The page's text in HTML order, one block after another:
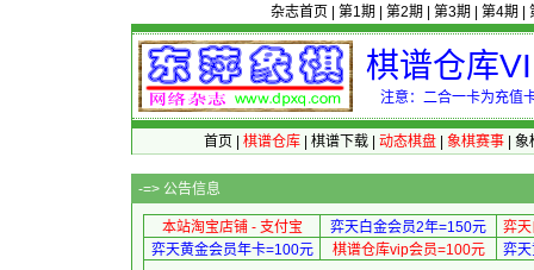
杂志首页 第1期 第2期 第3期 第4期
棋谱仓库
注意：二合一卡为充值
首页 棋谱仓库| 棋谱下载| 动态棋盘| 象棋赛事| 象
-=> 公告信息
本站淘宝店铺 - 支付宝 弈天白金会员2年=150元
弈
弈天黄金会员年卡=100元
棋谱仓库vip会员=100元 弈